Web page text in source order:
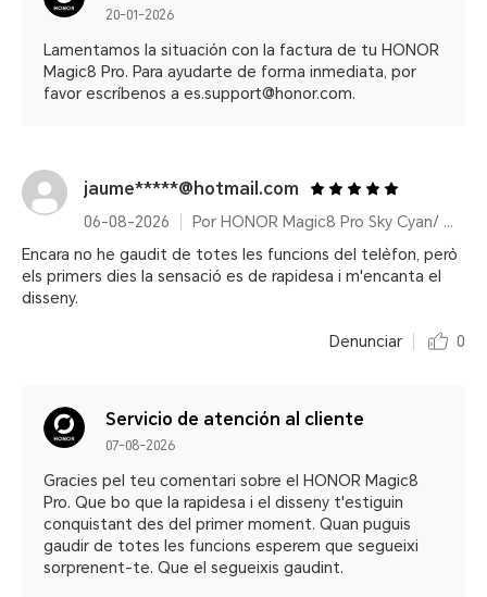
20-01-2026
Lamentamos la situación con la factura de tu HONOR
Magic8 Pro. Para ayudarte de forma inmediata, por
favor escríbenos a es.support@honor.com.
jaume*****@hotmail.com
06-08-2026
Por HONOR Magic8 Pro Sky Cyan/ 12+512GB/ Snapdragon® 8 Elite Gen 5/ 200MP/ 6270mAh/ IP68/IP69/IP69K
Encara no he gaudit de totes les funcions del telèfon, però
els primers dies la sensació es de rapidesa i m'encanta el
disseny.
Denunciar 0
Servicio de atención al cliente
07-08-2026
Gracies pel teu comentari sobre el HONOR Magic8
Pro. Que bo que la rapidesa i el disseny t'estiguin
conquistant des del primer moment. Quan puguis
gaudir de totes les funcions esperem que segueixi
sorprenent-te. Que el segueixis gaudint.